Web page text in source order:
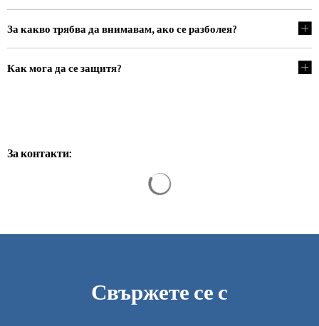
За какво трябва да внимавам, ако се разболея?
Как мога да се защитя?
За контакти:
Свържете се с